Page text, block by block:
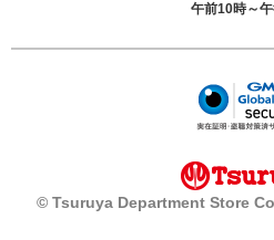
午前10時～
© Tsuruya Department Store